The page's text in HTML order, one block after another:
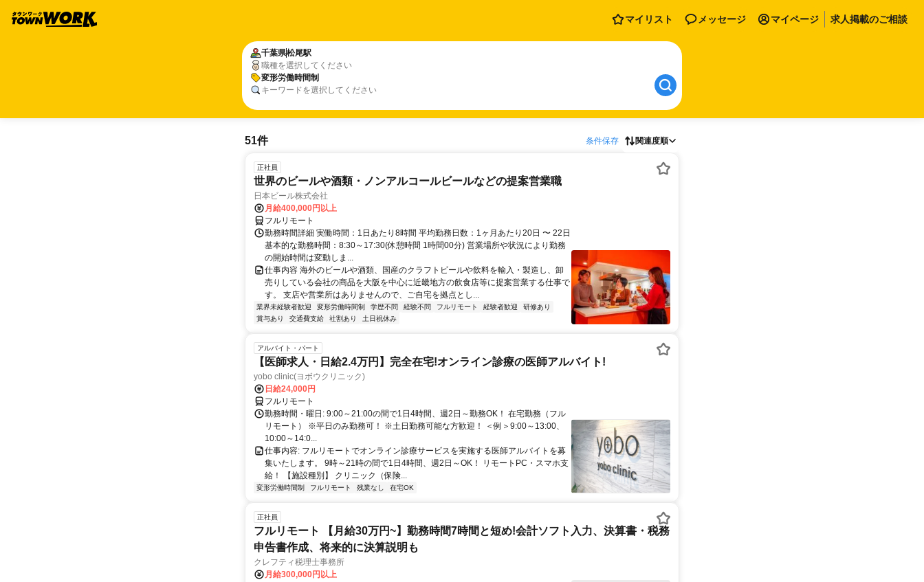
マイリスト メッセージ マイページ 求人掲載のご相談
千葉県松尾駅
職種を選択してください
変形労働時間制
キーワードを選択してください
51件 条件保存 関連度順
正社員
世界のビールや酒類・ノンアルコールビールなどの提案営業職
日本ビール株式会社
月給400,000円以上
フルリモート
勤務時間詳細 実働時間：1日あたり8時間 平均勤務日数：1ヶ月あたり20日 〜 22日
基本的な勤務時間：8:30～17:30(休憩時間 1時間00分) 営業場所や状況により勤務
の開始時間は変動しま...
仕事内容 海外のビールや酒類、国産のクラフトビールや飲料を輸入・製造し、卸
売りしている会社の商品を大阪を中心に近畿地方の飲食店等に提案営業する仕事で
す。 支店や営業所はありませんので、ご自宅を拠点とし...
業界未経験者歓迎 変形労働時間制 学歴不問 経験不問 フルリモート 経験者歓迎
研修あり
賞与あり
交通費支給 社割あり 土日祝休み
アルバイト・パート
【医師求人・日給2.4万円】完全在宅!オンライン診療の医師アルバイト!
yobo clinic(ヨボウクリニック)
日給24,000円
フルリモート
勤務時間・曜日: 9:00～21:00の間で1日4時間、週2日～勤務OK！ 在宅勤務（フル
リモート） ※平日のみ勤務可！ ※土日勤務可能な方歓迎！ ＜例＞9:00～13:00、
10:00～14:0...
仕事内容: フルリモートでオンライン診療サービスを実施する医師アルバイトを募
集いたします。 9時～21時の間で1日4時間、週2日～OK！ リモートPC・スマホ支
給！ 【施設種別】 クリニック（保険...
変形労働時間制 フルリモート 残業なし 在宅OK
正社員
フルリモート 【月給30万円~】勤務時間7時間と短め!会計ソフト入力、決算書・税務
申告書作成、将来的に決算説明も
クレフティ税理士事務所
月給300,000円以上